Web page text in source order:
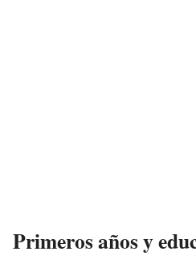
Primeros años y